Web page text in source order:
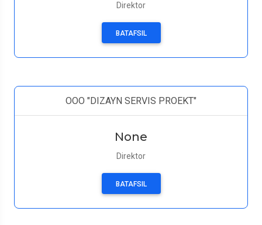
Direktor
BATAFSIL
ООО "DIZAYN SERVIS PROEKT"
None
Direktor
BATAFSIL